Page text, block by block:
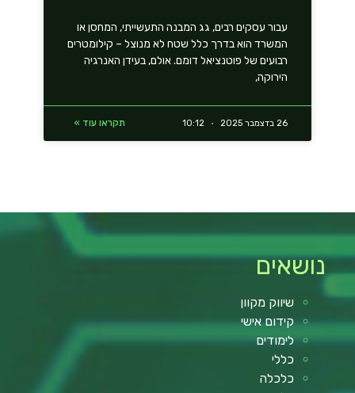
עבור עסקים רבים, גג המבנה התעשייתי, המחסן או
המשרד הוא בדרך כלל שטח לא מנוצל – קילומטרים
רבועים של פוטנציאל דומם. אולם, בעידן האנרגיה
הירוקה,
תקראו עוד » 26 בדצמבר 2025
נושאים
שיווק מקוון
קידום אישי
לימודים
כללי
כלכלה